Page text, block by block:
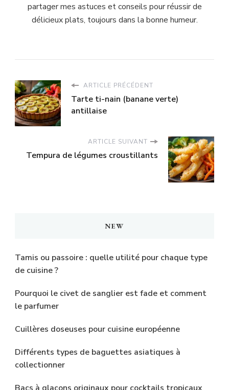
partager mes astuces et conseils pour réussir de
délicieux plats, toujours dans la bonne humeur.
ARTICLE PRÉCÉDENT
Tarte ti-nain (banane verte)
antillaise
ARTICLE SUIVANT
Tempura de légumes croustillants
NEW
Tamis ou passoire : quelle utilité pour chaque type
de cuisine ?
Pourquoi le civet de sanglier est fade et comment
le parfumer
Cuillères doseuses pour cuisine européenne
Différents types de baguettes asiatiques à
collectionner